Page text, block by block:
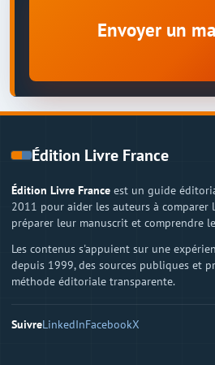
Envoyer un
Édition Livre France
Édition Livre France est un guide
2011 pour aider les auteurs à comparer
préparer leur manuscrit et comprendre
Les contenus s'appuient sur une
depuis 1999, des sources publiques et
méthode éditoriale transparente.
SuivreLinkedInFacebookX